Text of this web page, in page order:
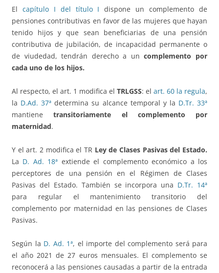
El capítulo I del título I dispone un complemento de
pensiones contributivas en favor de las mujeres que hayan
tenido hijos y que sean beneficiarias de una pensión
contributiva de jubilación, de incapacidad permanente o
de viudedad, tendrán derecho a uncomplemento por
cada uno de los hijos.
Al respecto, el art. 1 modifica el TRLGSS: el art. 60 la regula,
la D.Ad. 37ª determina su alcance temporal y la D.Tr. 33ª
mantiene transitoriamente el complemento por
maternidad.
Y el art. 2 modifica el TR Ley de Clases Pasivas del Estado.
La D. Ad. 18ª extiende el complemento económico a los
perceptores de una pensión en el Régimen de Clases
Pasivas del Estado. También se incorpora una D.Tr. 14ª
para regular el mantenimiento transitorio del
complemento por maternidad en las pensiones de Clases
Pasivas.
Según la D. Ad. 1ª, el importe del complemento será para
el año 2021 de 27 euros mensuales. El complemento se
reconocerá a las pensiones causadas a partir de la entrada